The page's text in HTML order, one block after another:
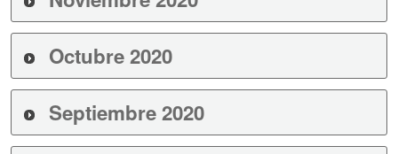
Octubre 2020
Septiembre 2020